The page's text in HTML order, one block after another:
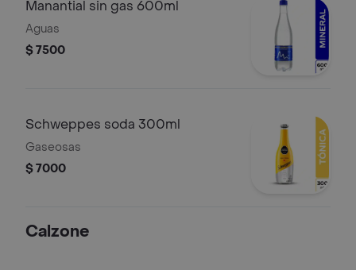
Manantial sin gas 600ml
Aguas
$ 7500
Schweppes soda 300ml
Gaseosas
$ 7000
Calzone